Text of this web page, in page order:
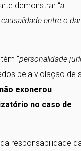
demonstrar “a
entre o
“personalidade
pela violação de
exonerou
no caso de
responsabilidade